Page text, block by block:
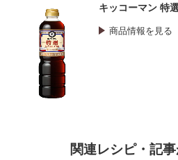
キッコーマン 特
商品情報を見る
関連レシピ・記